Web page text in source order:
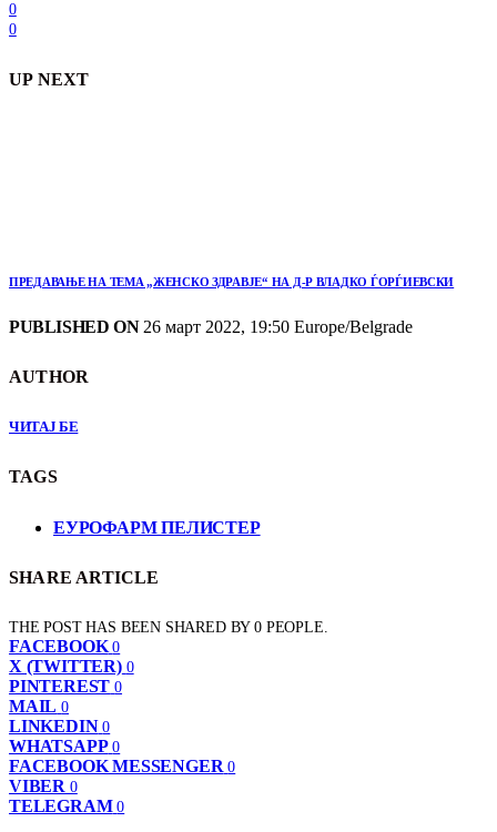
0
0
UP NEXT
ПРЕДАВАЊЕ НА ТЕМА „ЖЕНСКО ЗДРАВЈЕ“ НА Д-Р ВЛАДКО ЃОРЃИЕВСКИ
PUBLISHED ON26 март 2022, 19:50 Europe/Belgrade
AUTHOR
ЧИТАЈ БЕ
TAGS
ЕУРОФАРМ ПЕЛИСТЕР
SHARE ARTICLE
THE POST HAS BEEN SHARED BY0 PEOPLE.
FACEBOOK 0
X (TWITTER) 0
PINTEREST 0
MAIL 0
LINKEDIN 0
WHATSAPP 0
FACEBOOK MESSENGER 0
VIBER 0
TELEGRAM 0